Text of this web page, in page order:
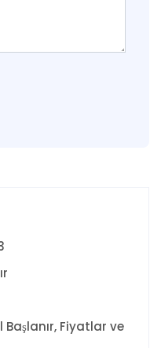
Başlanır, Fiyatlar ve